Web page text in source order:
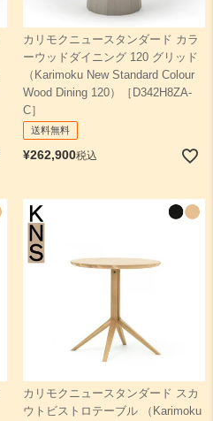
カリモクニュースタンダード カラ
ーウッドダイニング 120 グリッド
（Karimoku New Standard Colour
Wood Dining 120）［D342H8ZA-
C］
送料無料
¥262,900税込
カリモクニュースタンダード スカ
ウトビストロテーブル （Karimoku